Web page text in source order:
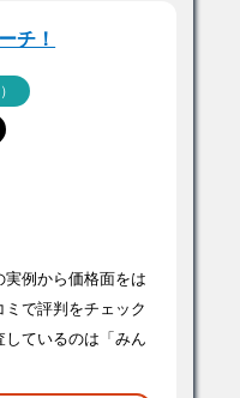
チ！
例から価格面をは
で評判をチェック
しているのは「みん